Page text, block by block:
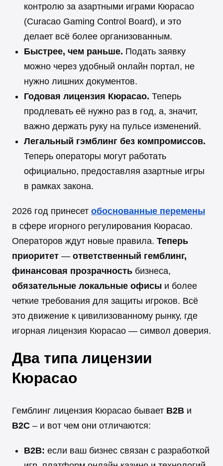
контролю за азартными играми Кюрасао
(Curacao Gaming Control Board), и это
делает всё более организованным.
Быстрее, чем раньше. Подать заявку
можно через удобный онлайн портал, не
нужно лишних документов.
Годовая лицензия Кюрасао. Теперь
продлевать её нужно раз в год, а, значит,
важно держать руку на пульсе изменений.
Легальный гэмблинг без компромиссов.
Теперь операторы могут работать
официально, предоставляя азартные игры
в рамках закона.
2026 год принесет обоснованные перемены
в сфере игорного регулирования Кюрасао.
Операторов ждут новые правила. Теперь
приоритет — ответственный гемблинг,
финансовая прозрачность бизнеса,
обязательные локальные офисы и более
четкие требования для защиты игроков. Всё
это движение к цивилизованному рынку, где
игорная лицензия Кюрасао — символ доверия.
Два типа лицензии
Кюрасао
Гемблинг лицензия Кюрасао бывает B2B и
B2C – и вот чем они отличаются:
B2B: если ваш бизнес связан с разработкой